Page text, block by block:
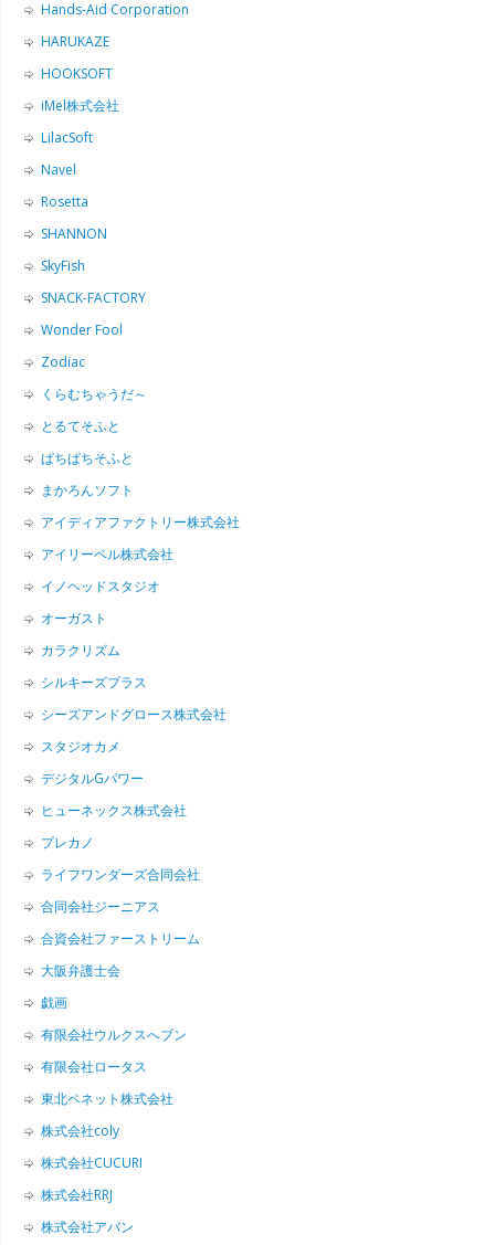
Hands-Aid Corporation
HARUKAZE
HOOKSOFT
iMel株式会社
LilacSoft
Navel
Rosetta
SHANNON
SkyFish
SNACK-FACTORY
Wonder Fool
Zodiac
くらむちゃうだ～
とるてそふと
ぱちぱちそふと
まかろんソフト
アイディアファクトリー株式会社
アイリーベル株式会社
イノヘッドスタジオ
オーガスト
カラクリズム
シルキーズプラス
シーズアンドグロース株式会社
スタジオカメ
デジタルGパワー
ヒューネックス株式会社
プレカノ
ライフワンダーズ合同会社
合同会社ジーニアス
合資会社ファーストリーム
大阪弁護士会
戯画
有限会社ウルクスへブン
有限会社ロータス
東北ペネット株式会社
株式会社coly
株式会社CUCURI
株式会社RRJ
株式会社アバン